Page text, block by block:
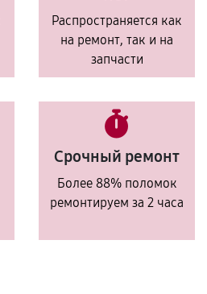
Распространяется как
на ремонт, так и на
запчасти
Срочный ремонт
Более 88% поломок
ремонтируем за 2 часа